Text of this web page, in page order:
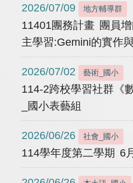
2026/07/09 地方輔導群
11401團務計畫 團員
主學習:Gemini的實作
2026/07/02 藝術_國小
114-2跨校學習社群《
_國小表藝組
2026/06/26 社會_國小
114學年度第二學期 6